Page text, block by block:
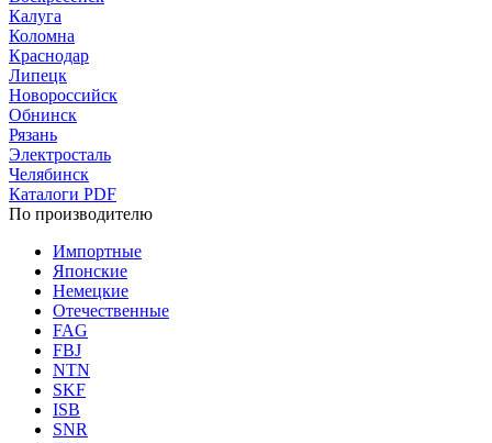
Калуга
Коломна
Краснодар
Липецк
Новороссийск
Обнинск
Рязань
Электросталь
Челябинск
Каталоги PDF
По производителю
Импортные
Японские
Немецкие
Отечественные
FAG
FBJ
NTN
SKF
ISB
SNR